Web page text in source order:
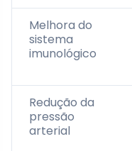
Melhora do
sistema
imunológico
Redução da
pressão
arterial